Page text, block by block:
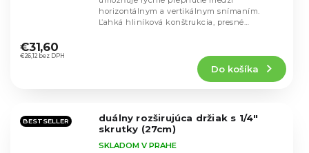
hodnotenie
produktu
hviezdičiek.
€26,12 bez DPH
€31,60
Do košíka
horizontálnym a vertikálnym snímaním.
Ľahká hliníková konštrukcia, presné
BESTSELLER
duálny rozširujúca držiak s 1/4"
skrutky (27cm)
SKLADOM V PRAHE